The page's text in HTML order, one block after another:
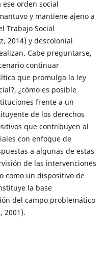
orden social
y mantiene ajeno a
Trabajo Social
2014) y descolonial
Cabe preguntarse,
continuar
que promulga la ley
¿cómo es posible
frente a un
de los derechos
que contribuyen al
con enfoque de
a algunas de estas
de las intervenciones
como un dispositivo de
la base
del campo problemático
2001).